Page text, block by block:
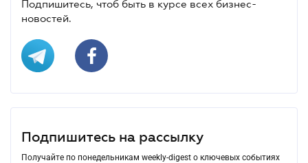
Подпишитесь, чтоб быть в курсе всех бизнес-
новостей.
Подпишитесь на рассылку
Получайте по понедельникам weekly-digest о ключевых событиях